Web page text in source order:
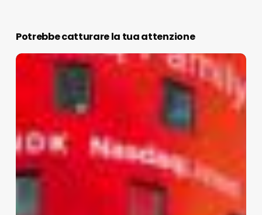
Potrebbe catturare la tua attenzione